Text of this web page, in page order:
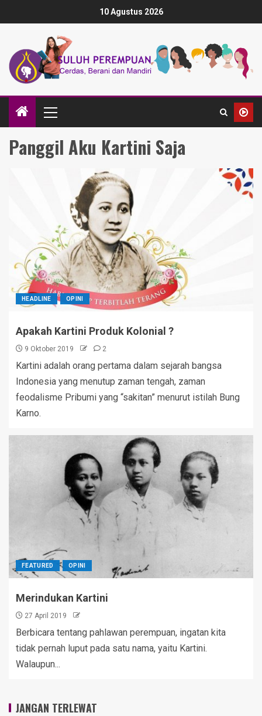
10 Agustus 2026
Panggil Aku Kartini Saja
HEADLINE OPINI
Apakah Kartini Produk Kolonial ?
9 Oktober 2019 2
Kartini adalah orang pertama dalam sejarah bangsa
Indonesia yang menutup zaman tengah, zaman
feodalisme Pribumi yang “sakitan” menurut istilah Bung
Karno.
FEATURED OPINI
Merindukan Kartini
27 April 2019
Berbicara tentang pahlawan perempuan, ingatan kita
tidak pernah luput pada satu nama, yaitu Kartini.
Walaupun...
JANGAN TERLEWAT